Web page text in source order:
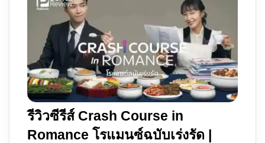
ด้าน
จิตใจ
ฆาตกร
เรือ
ไข
คดี
อียิปต์
รีวิวซีรีส์ Crash Course in
Romance โรแมนซ์ฉบับเร่งรัด |